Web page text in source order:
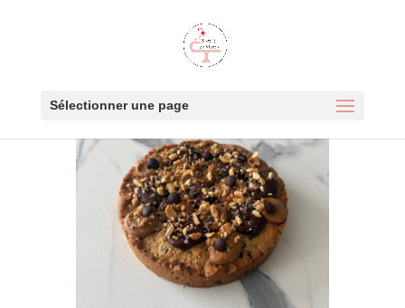
Sélectionner une page